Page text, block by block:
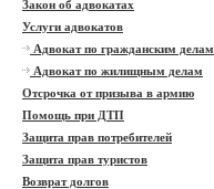
Закон об адвокатах
Услуги адвокатов
Адвокат по гражданским делам
Адвокат по жилищным делам
Отсрочка от призыва в армию
Помощь при ДТП
Защита прав потребителей
Защита прав туристов
Возврат долгов